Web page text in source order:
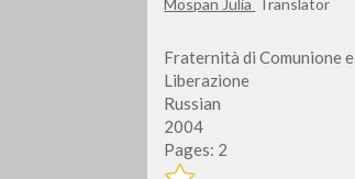
Mospan Julia Translator
Fraternità di Comunione e
Liberazione
Russian
2004
Pages: 2